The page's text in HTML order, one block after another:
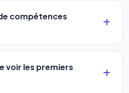
compétences
logiciel a été conçu pour
les profils: artisans,
PME ou
voir les premiers